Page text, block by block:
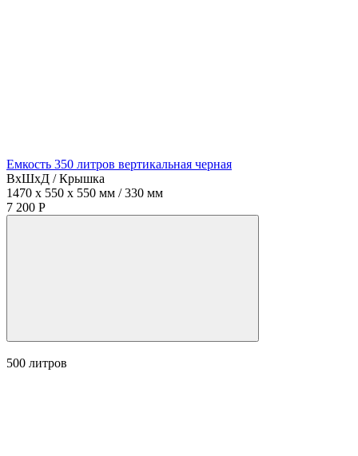
Емкость 350 литров вертикальная черная
ВхШхД / Крышка
1470 x 550 x 550 мм / 330 мм
7 200 Р
500 литров